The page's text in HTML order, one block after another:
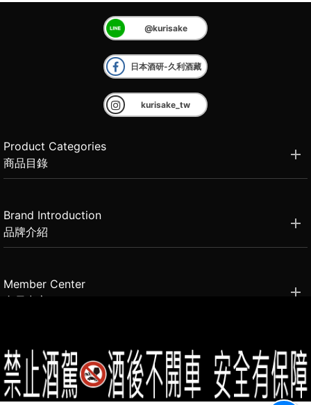
@kurisake
日本酒研-久利酒藏
kurisake_tw
Product Categories
商品目錄
Brand Introduction
品牌介紹
Member Center
會員中心
2021思橙國際有限公司 版權所有 禁止轉貼節錄 All rights reserved.